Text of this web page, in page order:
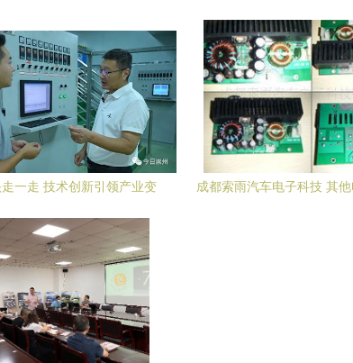
一走 技术创新引领产业变
成都索雨汽车电子科技 其